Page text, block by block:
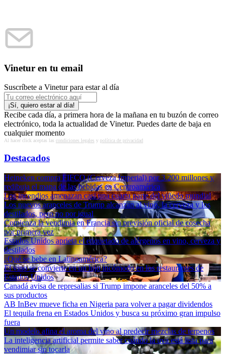
Vinetur en tu email
Suscríbete a Vinetur para estar al día
Recibe cada día, a primera hora de la mañana en tu buzón de correo
electrónico, toda la actualidad de Vinetur. Puedes darte de baja en
cualquier momento
Al hacer click aceptas las condiciones legales y política de privacidad
Destacados
Heineken compra FIFCO (Cerveza Imperial) por 3.200 millones y
redibuja el mapa de las bebidas en Centroamérica
Los incendios amenazan casi una cuarta parte del viñedo mundial
Los nuevos aranceles de Trump alcanzan al vino, la cerveza y los
destilados, pero no por igual
Comienza la vendimia en Francia sin previsión oficial de cosecha
por primera vez
Estados Unidos aprieta el etiquetado de alérgenos en vino, cerveza y
destilados
¿Qué se bebe en Latinoamérica?
El vino se convierte en un lujo incómodo en los restaurantes de
Estados Unidos
Canadá avisa de represalias si Trump impone aranceles del 50% a
sus productos
AB InBev mueve ficha en Nigeria para volver a pagar dividendos
El tequila frena en Estados Unidos y busca su próximo gran impulso
fuera
Un modelo afina el aroma del vino al predecir mezclas de terpenos
La inteligencia artificial permite saber cuándo la uva está lista para
vendimiar sin tocarla